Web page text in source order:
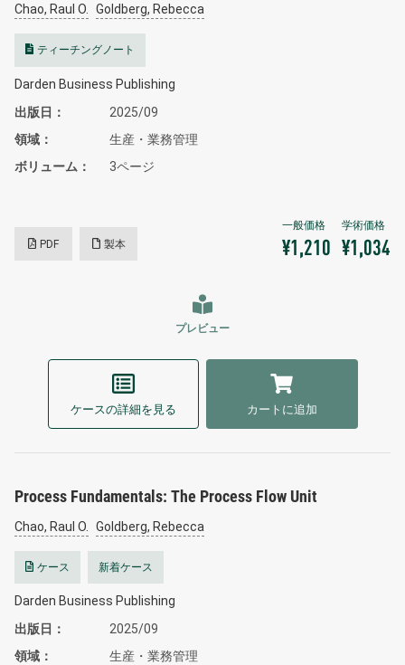
Chao, Raul O. Goldberg, Rebecca
ティーチングノート
Darden Business Publishing
出版日
2025/09
領域
生産・業務管理
ボリューム
3ページ
PDF 製本 ¥1,210 ¥1,034
プレビュー
ケースの詳細を見る カートに追加
Process Fundamentals: The Process Flow Unit
Chao, Raul O. Goldberg, Rebecca
ケース 新着ケース
Darden Business Publishing
出版日
2025/09
領域
生産・業務管理